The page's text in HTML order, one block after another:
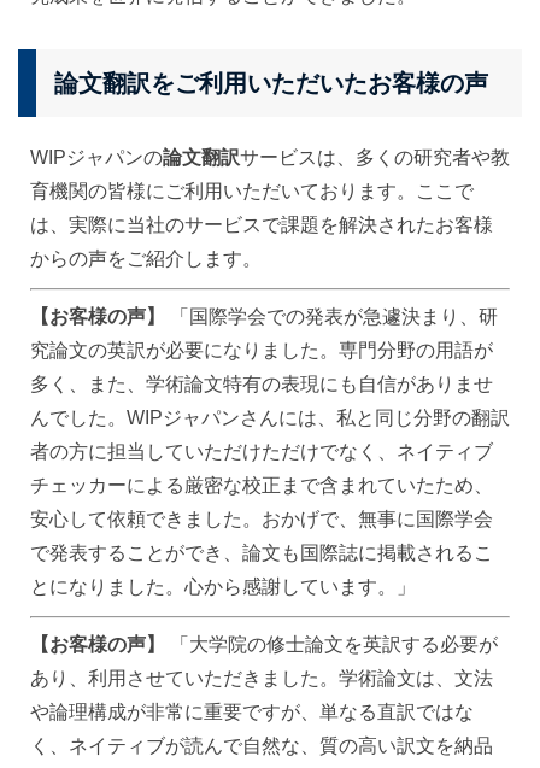
論文翻訳をご利用いただいたお客様の声
WIPジャパンの論文翻訳サービスは、多くの研究者や教
育機関の皆様にご利用いただいております。ここで
は、実際に当社のサービスで課題を解決されたお客様
からの声をご紹介します。
【お客様の声】
「国際学会での発表が急遽決まり、研
究論文の英訳が必要になりました。専門分野の用語が
多く、また、学術論文特有の表現にも自信がありませ
んでした。WIPジャパンさんには、私と同じ分野の翻訳
者の方に担当していただけただけでなく、ネイティブ
チェッカーによる厳密な校正まで含まれていたため、
安心して依頼できました。おかげで、無事に国際学会
で発表することができ、論文も国際誌に掲載されるこ
とになりました。心から感謝しています。」
【お客様の声】
「大学院の修士論文を英訳する必要が
あり、利用させていただきました。学術論文は、文法
や論理構成が非常に重要ですが、単なる直訳ではな
く、ネイティブが読んで自然な、質の高い訳文を納品